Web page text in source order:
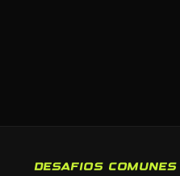
DESAFIOS